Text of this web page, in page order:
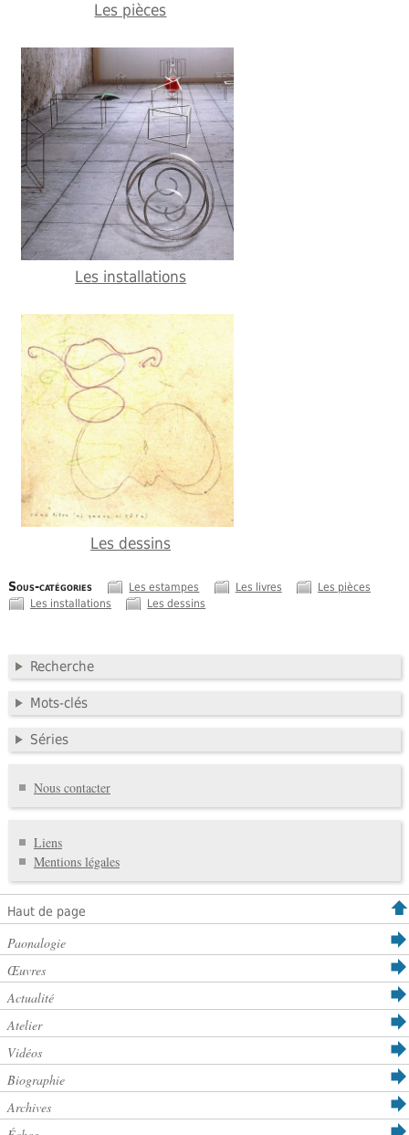
Les pièces
Les installations
Les dessins
Sous-catégories Les estampes Les livres
Les pièces
Les installations
Les dessins
Recherche
Mots-clés
Séries
Nous contacter
Liens
Mentions légales
Haut de page
Paonalogie
Œuvres
Actualité
Atelier
Vidéos
Biographie
Archives